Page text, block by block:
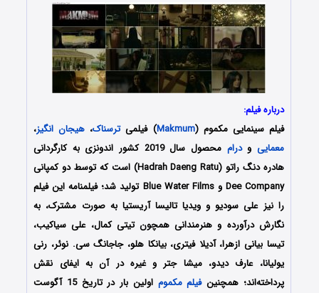
درباره فیلم:
فیلم سینمایی مکموم (Makmum) فیلمیترسناک، هیجان انگیز،
معمایی ودرام
محصول سال 2019 کشور اندونزی به کارگردانی
هادره دنگ راتو (Hadrah Daeng Ratu) است که توسط دو کمپانی
Dee Company و Blue Water Films تولید شد؛ فیلمنامه این فیلم
را نیز علی سودیو و ویدیا تالیسا آریستیا به صورت مشترک، به
نگارش درآورده و هنرمندانی همچون تیتی کمال، علی سیاکیب،
تیسا بیانی ازهرا، آدیلا فیتری، بیانکا هلو، جاجانگ سی. نوئر، رنی
یولیانا، عارف دیدو، میشا جتر و غیره در آن به ایفای نقش
پرداخته‌اند؛ همچنینفیلممکموم اولین
بار در تاریخ 15 آگوست